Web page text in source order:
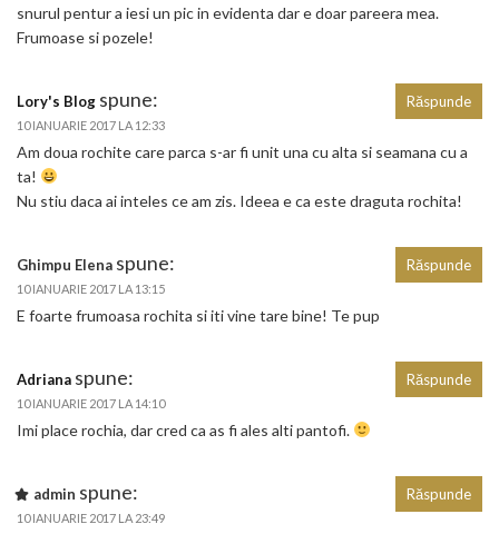
snurul pentur a iesi un pic in evidenta dar e doar pareera mea.
Frumoase si pozele!
Lory's Blog spune:
10 IANUARIE 2017 LA 12:33
Am doua rochite care parca s-ar fi unit una cu alta si seamana cu a
ta!
Nu stiu daca ai inteles ce am zis. Ideea e ca este draguta rochita!
Răspunde
Ghimpu Elena spune:
10 IANUARIE 2017 LA 13:15
E foarte frumoasa rochita si iti vine tare bine! Te pup
Răspunde
Adriana spune:
10 IANUARIE 2017 LA 14:10
Imi place rochia, dar cred ca as fi ales alti pantofi.
Răspunde
admin spune:
10 IANUARIE 2017 LA 23:49
Răspunde